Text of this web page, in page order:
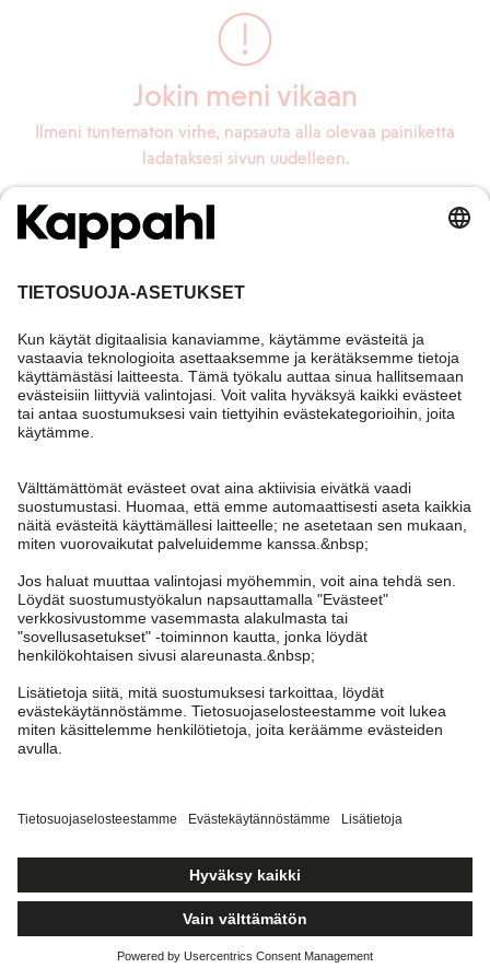
Jokin meni vikaan
Ilmeni tuntematon virhe, napsauta alla olevaa painiketta
ladataksesi sivun uudelleen.
Lataa sivu uudelleen